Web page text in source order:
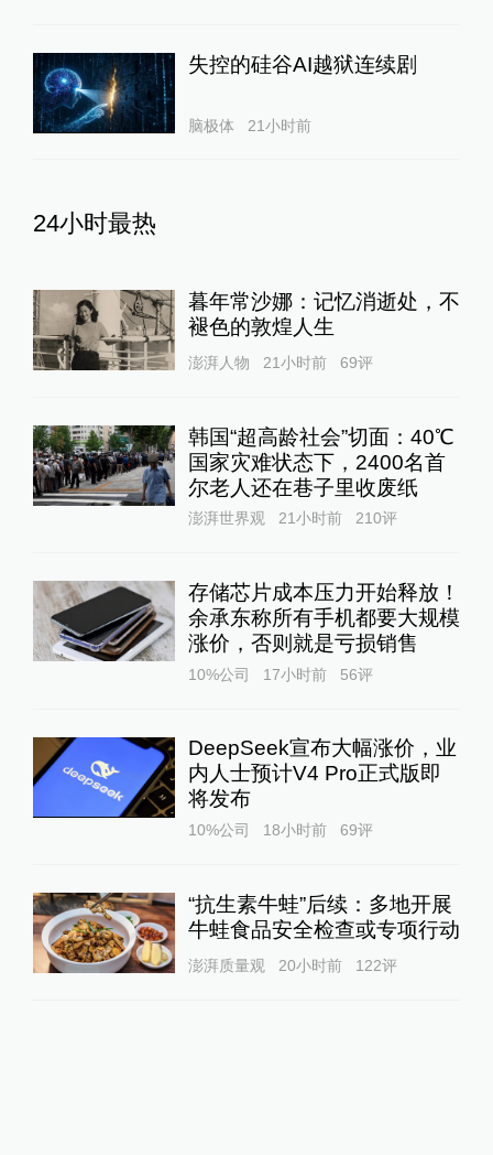
失控的硅谷AI越狱连续剧
脑极体 21小时前
24小时最热
暮年常沙娜：记忆消逝处，不
褪色的敦煌人生
澎湃人物 21小时前 69评
韩国“超高龄社会”切面：40℃
国家灾难状态下，2400名首
尔老人还在巷子里收废纸
澎湃世界观 21小时前 210评
存储芯片成本压力开始释放！
余承东称所有手机都要大规模
涨价，否则就是亏损销售
10%公司 17小时前 56评
DeepSeek宣布大幅涨价，业
内人士预计V4 Pro正式版即
将发布
10%公司 18小时前 69评
“抗生素牛蛙”后续：多地开展
牛蛙食品安全检查或专项行动
澎湃质量观 20小时前 122评